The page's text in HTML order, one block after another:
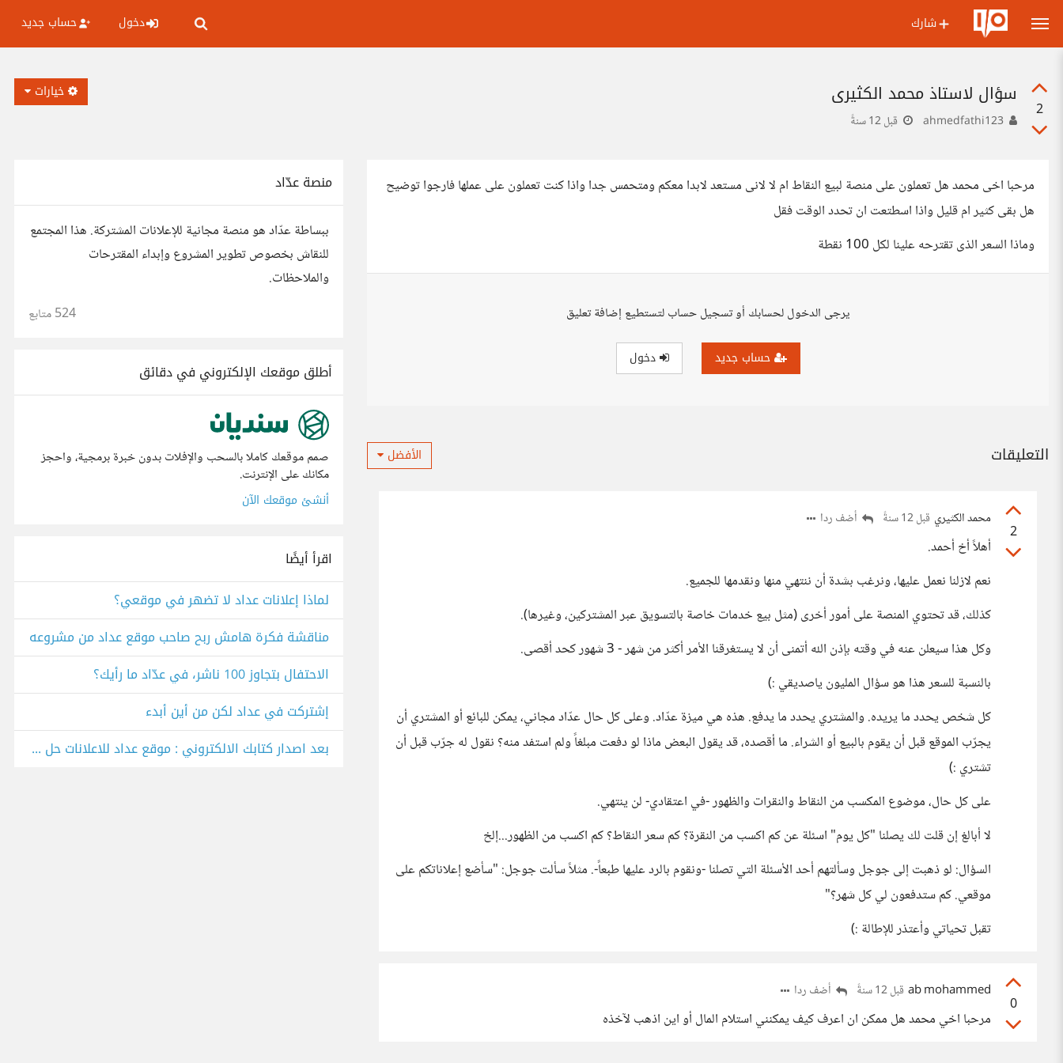
شارك دخول حساب جديد
2
سؤال لاستاذ محمد الكثيرى
قبل 12 سنةً
خيارات
مرحبا اخى محمد هل تعملون على منصة لبيع النقاط ام لا لانى مستعد لابدا معكم ومتحمس جدا واذا كنت تعملون على عملها فارجوا توضيح
هل بقى كثير ام قليل واذا اسطتعت ان تحدد الوقت فقل
وماذا السعر الذى تقترحه علينا لكل 100 نقطة
يرجى الدخول لحسابك أو تسجيل حساب لتستطيع إضافة تعليق
حساب جديد دخول
التعليقات الأفضل
2
محمد الكثيري قبل 12 سنةً أضف ردا
أهلاً أخ أحمد.
نعم لازلنا نعمل عليها، ونرغب بشدة أن ننتهي منها ونقدمها للجميع.
كذلك، قد تحتوي المنصة على أمور أخرى (مثل بيع خدمات خاصة بالتسويق عبر المشتركين، وغيرها).
وكل هذا سيعلن عنه في وقته بإذن الله أتمنى أن لا يستغرقنا الأمر أكثر من شهر - 3 شهور كحد أقصى.
بالنسبة للسعر هذا هو سؤال المليون ياصديقي :)
كل شخص يحدد ما يريده. والمشتري يحدد ما يدفع. هذه هي ميزة عدّاد. وعلى كل حال عدّاد مجاني، يمكن للبائع أو المشتري أن
يجرّب الموقع قبل أن يقوم بالبيع أو الشراء. ما أقصده، قد يقول البعض ماذا لو دفعت مبلغاً ولم استفد منه؟ نقول له جرّب قبل أن
تشتري :)
على كل حال، موضوع المكسب من النقاط والنقرات والظهور -في اعتقادي- لن ينتهي.
لا أبالغ إن قلت لك يصلنا "كل يوم" اسئلة عن كم اكسب من النقرة؟ كم سعر النقاط؟ كم اكسب من الظهور...إلخ
السؤال: لو ذهبت إلى جوجل وسألتهم أحد الأسئلة التي تصلنا -ونقوم بالرد عليها طبعاً-. مثلاً سألت جوجل: "سأضع إعلاناتكم على
موقعي. كم ستدفعون لي كل شهر؟"
تقبل تحياتي وأعتذر للإطالة :)
0
ab mohammed قبل 12 سنةً أضف ردا
مرحبا اخي محمد هل ممكن ان اعرف كيف يمكنني استلام المال أو اين اذهب لآخذه
منصة عدّاد
ببساطة عدّاد هو منصة مجانية للإعلانات المشتركة. هذا المجتمع
للنقاش بخصوص تطوير المشروع وإبداء المقترحات
والملاحظات.
524متابع
أطلق موقعك الإلكتروني في دقائق
صمم موقعك كاملا بالسحب والإفلات بدون خبرة برمجية، واحجز
مكانك على الإنترنت.
أنشئ موقعك الآن
اقرأ أيضًا
لماذا إعلانات عداد لا تضهر في موقعي؟
مناقشة فكرة هامش ربح صاحب موقع عداد من مشروعه
الاحتفال بتجاوز 100 ناشر، في عدّاد ما رأيك؟
إشتركت في عداد لكن من أين أبدء
بعد اصدار كتابك الالكتروني : موقع عداد للاعلانات حل فعّال لترويجه . (دليل استعمال pdf )